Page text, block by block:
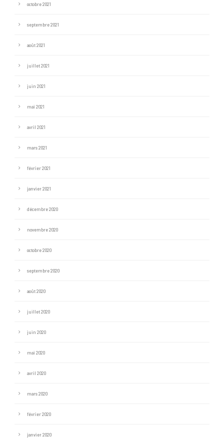
octobre 2021
septembre 2021
août 2021
juillet 2021
juin 2021
mai 2021
avril 2021
mars 2021
février 2021
janvier 2021
décembre 2020
novembre 2020
octobre 2020
septembre 2020
août 2020
juillet 2020
juin 2020
mai 2020
avril 2020
mars 2020
février 2020
janvier 2020